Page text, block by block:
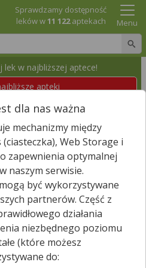
Sprawdzamy dostępność
leków w11 122aptekach Menu
lek w najbliższej aptece!
apteki
6 Wyświetl numer
– 21:00)
dla nas ważna
mechanizmy między
Web Storage i
zapewnienia optymalnej
naszym serwisie.
być wykorzystywane
partnerów. Część z
działania
niezbędnego poziomu
(które możesz
do: